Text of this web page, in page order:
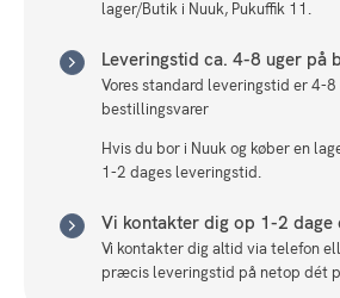
lager/Butik i Nuuk, Pukuffik 11.
Leveringstid ca. 4-8 uger på
Vores standard leveringstid er 4-8
bestillingsvarer
Hvis du bor i Nuuk og køber en
1-2 dages leveringstid.
Vi kontakter dig op 1-2 dage
Vi kontakter dig altid via telefon
præcis leveringstid på netop dét